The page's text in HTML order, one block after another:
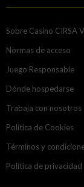
Sobre Casino CIRSA
Normas de acceso
Juego Responsable
Dónde hospedarse
Trabaja con nosotros
Política de Cookies
Términos y
Política de privacidad